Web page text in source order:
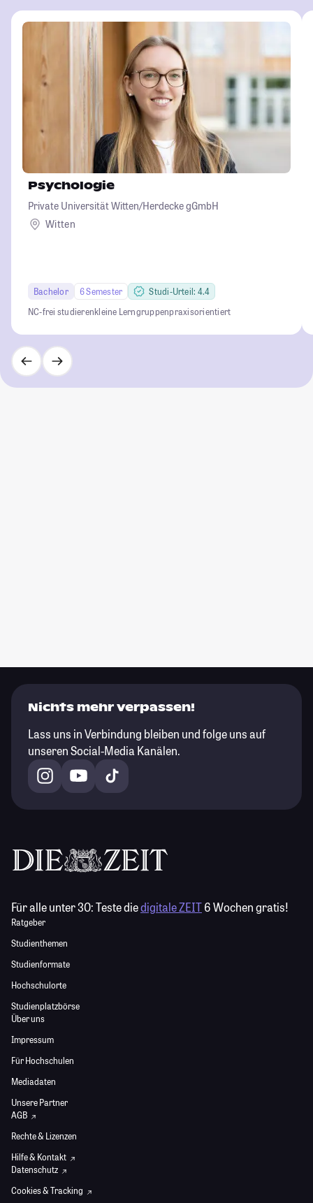
Psychologie
Private Universität Witten/Herdecke gGmbH
Witten
Bachelor 6 Semester
Studi-Urteil: 4.4
NC-frei studierenkleine Lerngruppenpraxisorientiert
Nichts mehr verpassen!
Lass uns in Verbindung bleiben und folge uns auf
unseren Social-Media Kanälen.
Für alle unter 30:Teste diedigitale ZEIT6 Wochen gratis!
Ratgeber
Studienthemen
Studienformate
Hochschulorte
Studienplatzbörse
Über uns
Impressum
Für Hochschulen
Mediadaten
Unsere Partner
AGB
Rechte & Lizenzen
Hilfe & Kontakt
Datenschutz
Cookies & Tracking